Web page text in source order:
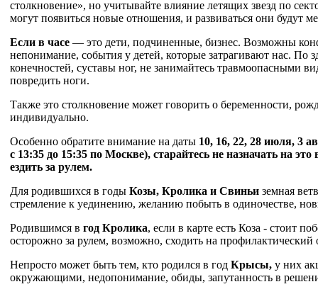
столкновение», но учитывайте влияние летящих звезд по
могут появиться новые отношения, и развиваться они будут
Если в часе — это дети, подчиненные, бизнес. Возможны
непонимание, события у детей, которые затрагивают нас.
конечностей, суставы ног, не занимайтесь травмоопасными
повредить ноги.
Также это столкновение может говорить о беременности,
индивидуально.
Особенно обратите внимание на даты 10, 16, 22, 28 июля, 3
с 13:35 до 15:35 по Москве), старайтесь не назначать на
ездить за рулем.
Для родившихся в годы Козы, Кролика и Свиньи земная
стремление к уединению, желанию побыть в одиночестве,
Родившимся в год Кролика, если в карте есть Коза - стоит
осторожно за рулем, возможно, сходить на профилактический
Непросто может быть тем, кто родился в год Крысы, у них
окружающими, недопонимание, обиды, запутанность в